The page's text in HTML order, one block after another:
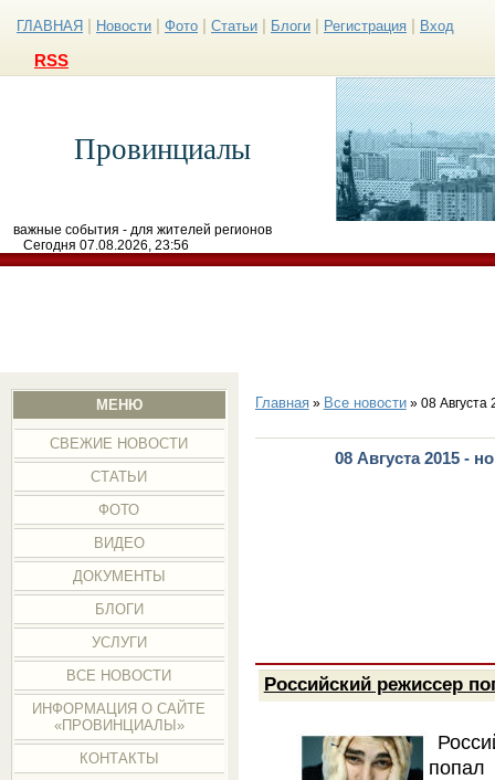
ГЛАВНАЯ Новости Фото Статьи Блоги Регистрация Вход
RSS
Провинциалы
важные события - для жителей регионов
Сегодня 07.08.2026, 23:56
МЕНЮ
СВЕЖИЕ НОВОСТИ
СТАТЬИ
ФОТО
ВИДЕО
ДОКУМЕНТЫ
БЛОГИ
УСЛУГИ
ВСЕ НОВОСТИ
ИНФОРМАЦИЯ О САЙТЕ
«ПРОВИНЦИАЛЫ»
КОНТАКТЫ
Главная» Все новости» 08 Августа
08 Августа 2015 -
Российский режиссер
попал